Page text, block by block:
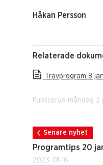
Håkan Persson
Relaterade
Travprogram 8
Publicerad måndag 2
Senare nyhet
Programtips 20
2023-01-16